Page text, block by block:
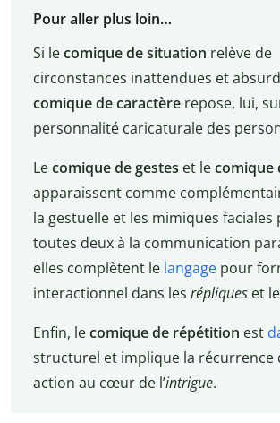
Pour aller plus loin…
Si lecomique de situation relève de
circonstances inattendues et
comique de caractèrerepose, lui,
personnalité caricaturale des
Lecomique de gestes et lecomique
apparaissent comme
la gestuelle et les mimiques
toutes deux à la communication
elles complètent le langagepour
interactionnel dans les répliqueset
Enfin, lecomique de répétition est
structurel et implique la récurrence
action au cœur de l’intrigue.